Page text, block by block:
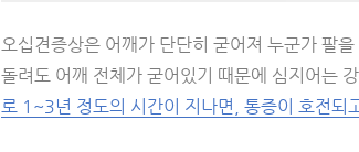
오십견증상은 어깨가 단단히 굳어져 누군가 팔
돌려도 어깨 전체가 굳어있기 때문에 심지어는
로 1~3년 정도의 시간이 지나면, 통증이 호전되